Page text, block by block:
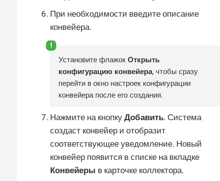
При необходимости введите описание
конвейера.
Установите флажок Открыть
конфигурацию конвейера, чтобы сразу
перейти в окно настроек конфигурации
конвейера после его создания.
Нажмите на кнопку Добавить. Система
создаст конвейер и отобразит
соответствующее уведомление. Новый
конвейер появится в списке на вкладке
Конвейеры в карточке коллектора.